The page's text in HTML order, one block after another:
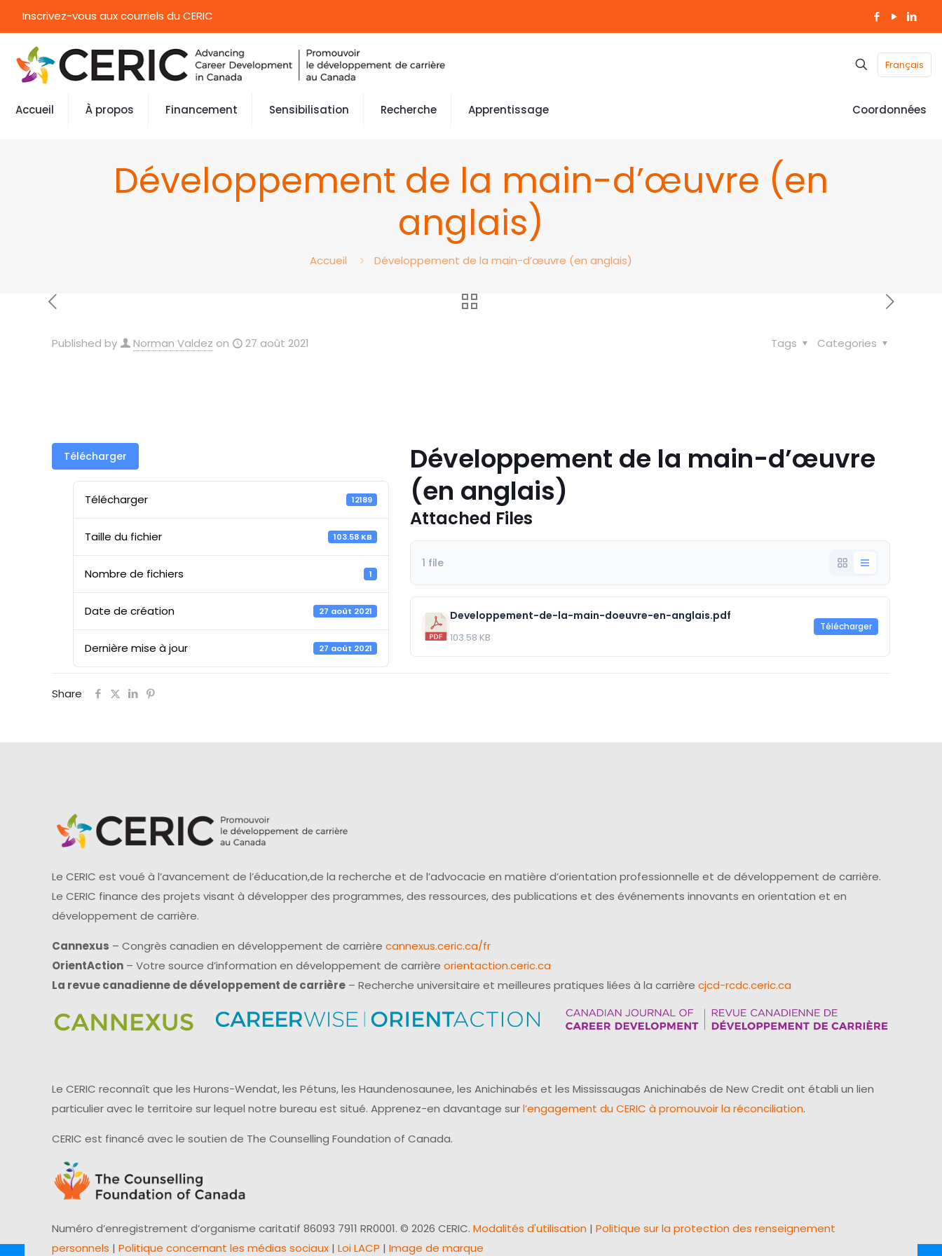
Inscrivez-vous aux courriels du CERIC
Français
Accueil À propos Financement Sensibilisation Recherche Apprentissage Coordonnées
Développement de la main-d’œuvre (en
anglais)
Accueil Développement de la main-d’œuvre (en anglais)
Published by Norman Valdez on 27 août 2021 Categories
Tags
Télécharger
Télécharger 12189
Taille du fichier 103.58 KB
Nombre de fichiers 1
Date de création 27 août 2021
Dernière mise à jour 27 août 2021
Développement de la main-d’œuvre
(en anglais)
Attached Files
1 file
Developpement-de-la-main-doeuvre-en-anglais.pdf
103.58 KB
Télécharger
Share
Le CERIC est voué à l’avancement de l’éducation,de la recherche et de l’advocacie en matière d’orientation professionnelle et de développement de carrière.
Le CERIC finance des projets visant à développer des programmes, des ressources, des publications et des événements innovants en orientation et en
développement de carrière.
Cannexus – Congrès canadien en développement de carrière cannexus.ceric.ca/fr
OrientAction – Votre source d’information en développement de carrière orientaction.ceric.ca
La revue canadienne de développement de carrière – Recherche universitaire et meilleures pratiques liées à la carrière cjcd-rcdc.ceric.ca
Le CERIC reconnaît que les Hurons-Wendat, les Pétuns, les Haundenosaunee, les Anichinabés et les Mississaugas Anichinabés de New Credit ont établi un lien
particulier avec le territoire sur lequel notre bureau est situé. Apprenez-en davantage surl’engagement du CERIC à promouvoir la réconciliation.
CERIC est financé avec le soutien de The Counselling Foundation of Canada.
Numéro d’enregistrement d’organisme caritatif 86093 7911 RR0001. © 2026 CERIC. Modalités d'utilisation | Politique sur la protection des renseignement
personnels | Politique concernant les médias sociaux | Loi LACP | Image de marque